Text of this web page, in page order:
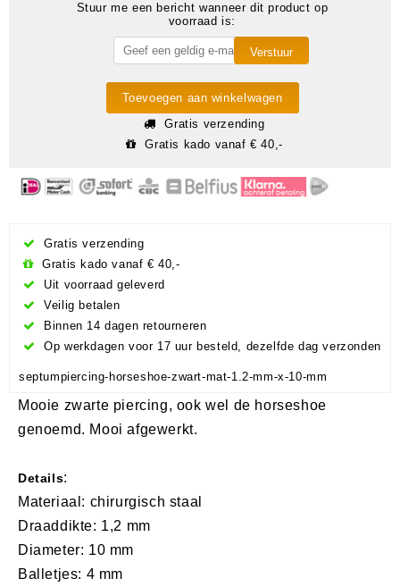
Stuur me een bericht wanneer dit product op
voorraad is:
Toevoegen aan winkelwagen
Gratis verzending
Gratis kado vanaf € 40,-
Gratis verzending
Gratis kado vanaf € 40,-
Uit voorraad geleverd
Veilig betalen
Binnen 14 dagen retourneren
Op werkdagen voor 17 uur besteld, dezelfde dag verzonden
septumpiercing-horseshoe-zwart-mat-1.2-mm-x-10-mm
Mooie zwarte piercing, ook wel de horseshoe
genoemd. Mooi afgewerkt.
Details:
Materiaal: chirurgisch staal
Draaddikte: 1,2 mm
Diameter: 10 mm
Balletjes: 4 mm